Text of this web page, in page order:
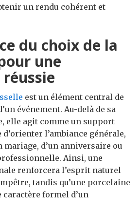
un rendu cohérent et
du choix de la
une
est un élément central de
événement. Au-delà de sa
elle agit comme un support
l’ambiance générale,
mariage, d’un anniversaire ou
Ainsi, une
renforcera l’esprit naturel
tandis qu’une porcelaine
formel d’un